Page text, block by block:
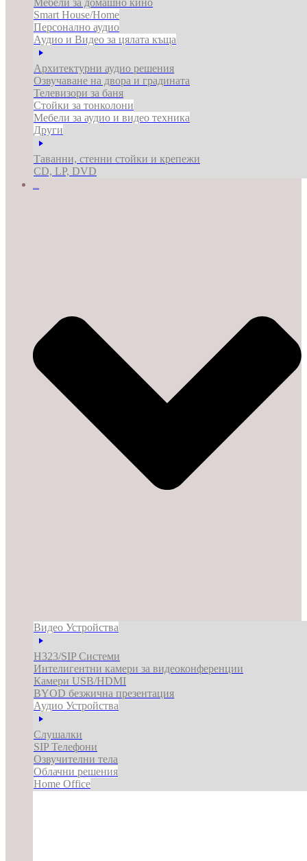
Мебели за домашно кино
Smart House/Home
Персонално аудио
Аудио и Видео за цялата къща
Архитектурни аудио решения
Озвучаване на двора и градината
Телевизори за баня
Стойки за тонколони
Мебели за аудио и видео техника
Други
Таванни, стенни стойки и крепежи
CD, LP, DVD
Видео Устройства
H323/SIP Системи
Интелигентни камери за видеоконференции
Камери USB/HDMI
BYOD безжична презентация
Аудио Устройства
Слушалки
SIP Телефони
Озвучителни тела
Облачни решения
Home Office